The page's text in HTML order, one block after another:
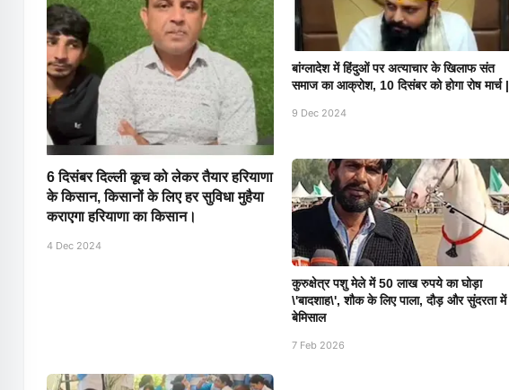
6 दिसंबर दिल्ली कूच को लेकर तैयार हरियाणा
के किसान, किसानों के लिए हर सुविधा मुहैया
कराएगा हरियाणा का किसान।
4 Dec 2024
बांग्लादेश में हिंदुओं पर अत्याचार के खिलाफ संत
समाज का आक्रोश, 10 दिसंबर को होगा रोष मार्च |
9 Dec 2024
कुरुक्षेत्र पशु मेले में 50 लाख रुपये का घोड़ा
\'बादशाह\', शौक के लिए पाला, दौड़ और सुंदरता में
बेमिसाल
7 Feb 2026